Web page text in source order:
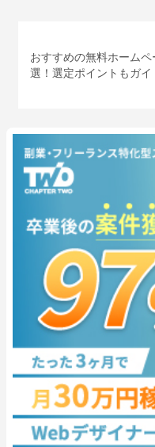
おすすめの無料ホーム
選！選定ポイントもガイ